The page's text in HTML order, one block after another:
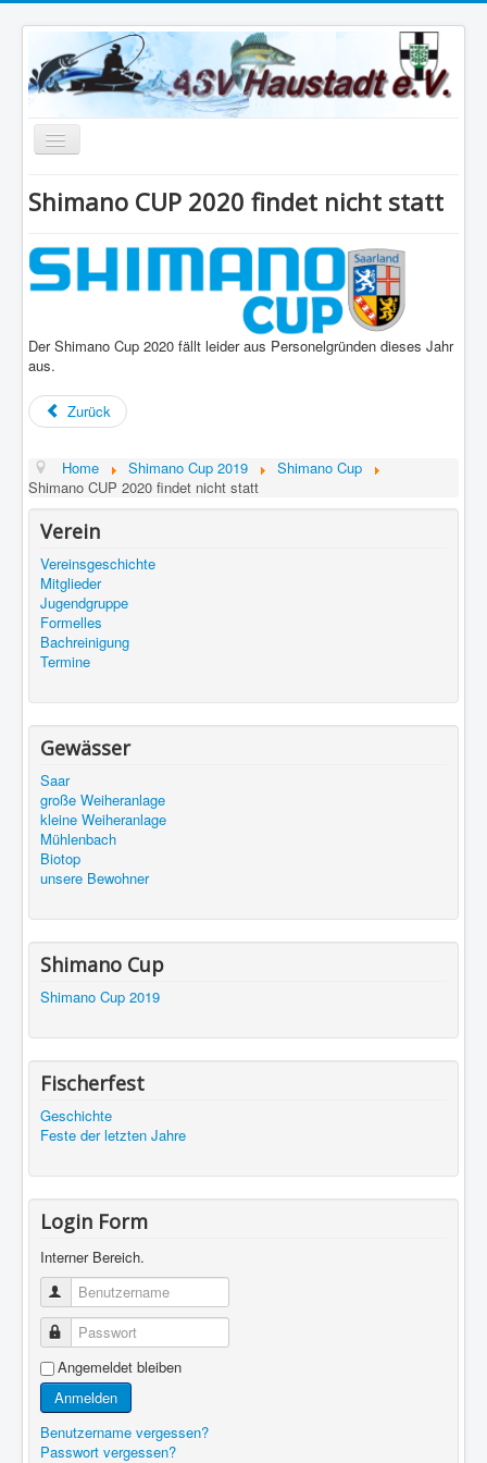
Navigation
Home
Datenschutzerklärung
Shimano CUP 2020 findet nicht statt
Der Shimano Cup 2020 fällt leider aus Personelgründen dieses Jahr
aus.
Zurück
Home Shimano Cup 2019
Shimano Cup
Shimano CUP 2020 findet nicht statt
Verein
Vereinsgeschichte
Mitglieder
Jugendgruppe
Formelles
Bachreinigung
Termine
Gewässer
Saar
große Weiheranlage
kleine Weiheranlage
Mühlenbach
Biotop
unsere Bewohner
Shimano Cup
Shimano Cup 2019
Fischerfest
Geschichte
Feste der letzten Jahre
Login Form
Interner Bereich.
Benutzername
Passwort
Angemeldet bleiben
Anmelden
Benutzername vergessen?
Passwort vergessen?